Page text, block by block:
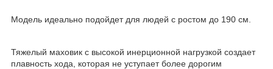
Модель идеально подойдет для людей с ростом до 190 см.
Тяжелый маховик с высокой инерционной нагрузкой создает
плавность хода, которая не уступает более дорогим